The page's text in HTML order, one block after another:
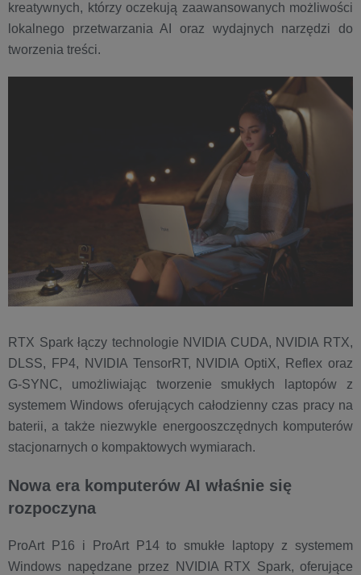
kreatywnych, którzy oczekują zaawansowanych możliwości
lokalnego przetwarzania AI oraz wydajnych narzędzi do
tworzenia treści.
RTX Spark łączy technologie NVIDIA CUDA, NVIDIA RTX,
DLSS, FP4, NVIDIA TensorRT, NVIDIA OptiX, Reflex oraz
G-SYNC, umożliwiając tworzenie smukłych laptopów z
systemem Windows oferujących całodzienny czas pracy na
baterii, a także niezwykle energooszczędnych komputerów
stacjonarnych o kompaktowych wymiarach.
Nowa era komputerów AI właśnie się
rozpoczyna
ProArt P16 i ProArt P14 to smukłe laptopy z systemem
Windows napędzane przez NVIDIA RTX Spark, oferujące